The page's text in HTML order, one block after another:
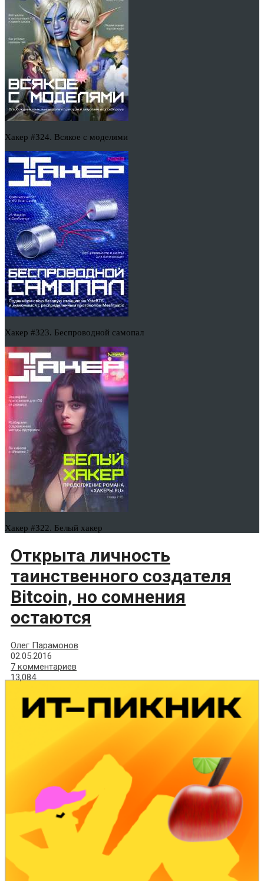
Хакер #324. Всякое с моделями
Хакер #323. Беспроводной самопал
Хакер #322. Белый хакер
Открыта личность
таинственного создателя
Bitcoin, но сомнения
остаются
Олег Парамонов
02.05.2016
7 комментариев
13,084